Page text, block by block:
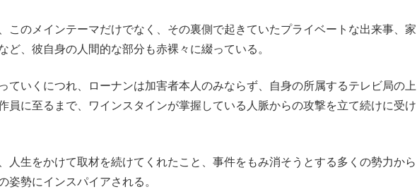
このメインテーマだけでなく、その裏側で起きていたプライベートな出来事、家
ど、彼自身の人間的な部分も赤裸々に綴っている。
ていくにつれ、ローナンは加害者本人のみならず、自身の所属するテレビ局の上
員に至るまで、ワインスタインが掌握している人脈からの攻撃を立て続けに受け
人生をかけて取材を続けてくれたこと、事件をもみ消そうとする多くの勢力から
姿勢にインスパイアされる。